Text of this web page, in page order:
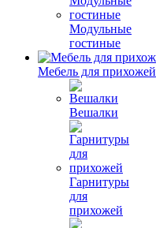
Модульные
гостиные
Мебель для прихожей
Вешалки
Гарнитуры
для
прихожей